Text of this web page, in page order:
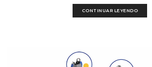
CONTINUAR LEYENDO